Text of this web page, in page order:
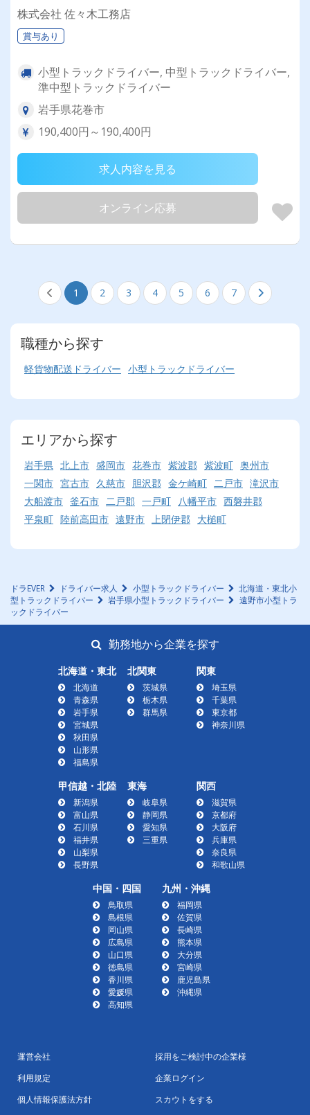
株式会社 佐々木工務店
賞与あり
小型トラックドライバー, 中型トラックドライバー,
準中型トラックドライバー
岩手県花巻市
190,400円～190,400円
求人内容を見る
オンライン応募
1 2 3 4 5 6 7
職種から探す
軽貨物配送ドライバー 小型トラックドライバー
エリアから探す
岩手県 北上市 盛岡市 花巻市 紫波郡 紫波町 奥州市
一関市 宮古市 久慈市 胆沢郡 金ケ崎町 二戸市 滝沢市
大船渡市 釜石市 二戸郡 一戸町 八幡平市 西磐井郡
平泉町 陸前高田市 遠野市 上閉伊郡 大槌町
ドラEVER ドライバー求人 小型トラックドライバー
北海道・東北小
型トラックドライバー
岩手県小型トラックドライバー
遠野市小型トラ
ックドライバー
勤務地から企業を探す
北海道・東北
北海道
青森県
岩手県
宮城県
秋田県
山形県
福島県
北関東
茨城県
栃木県
群馬県
関東
埼玉県
千葉県
東京都
神奈川県
甲信越・北陸
新潟県
富山県
石川県
福井県
山梨県
長野県
東海
岐阜県
静岡県
愛知県
三重県
関西
滋賀県
京都府
大阪府
兵庫県
奈良県
和歌山県
中国・四国
鳥取県
島根県
岡山県
広島県
山口県
徳島県
香川県
愛媛県
高知県
九州・沖縄
福岡県
佐賀県
長崎県
熊本県
大分県
宮崎県
鹿児島県
沖縄県
運営会社
利用規定
個人情報保護法方針
採用をご検討中の企業様
企業ログイン
スカウトをする